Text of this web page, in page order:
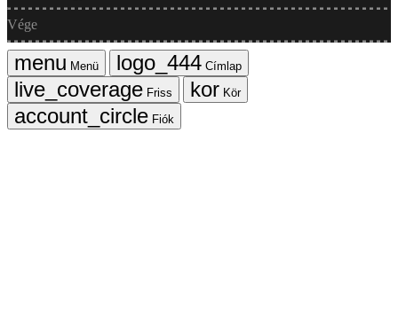
Vége
Menü
Címlap
Friss
Kör
Fiók